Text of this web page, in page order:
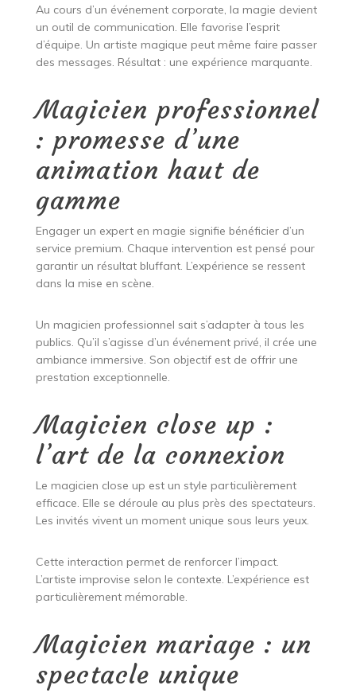
Au cours d’un événement corporate, la magie devient
un outil de communication. Elle favorise l’esprit
d’équipe. Un artiste magique peut même faire passer
des messages. Résultat : une expérience marquante.
Magicien professionnel
: promesse d’une
animation haut de
gamme
Engager un expert en magie signifie bénéficier d’un
service premium. Chaque intervention est pensé pour
garantir un résultat bluffant. L’expérience se ressent
dans la mise en scène.
Un magicien professionnel sait s’adapter à tous les
publics. Qu’il s’agisse d’un événement privé, il crée une
ambiance immersive. Son objectif est de offrir une
prestation exceptionnelle.
Magicien close up :
l’art de la connexion
Le magicien close up est un style particulièrement
efficace. Elle se déroule au plus près des spectateurs.
Les invités vivent un moment unique sous leurs yeux.
Cette interaction permet de renforcer l’impact.
L’artiste improvise selon le contexte. L’expérience est
particulièrement mémorable.
Magicien mariage : un
spectacle unique